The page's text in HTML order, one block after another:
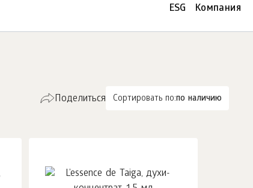
ESG Компания
Сортировать по:по наличию
Поделиться